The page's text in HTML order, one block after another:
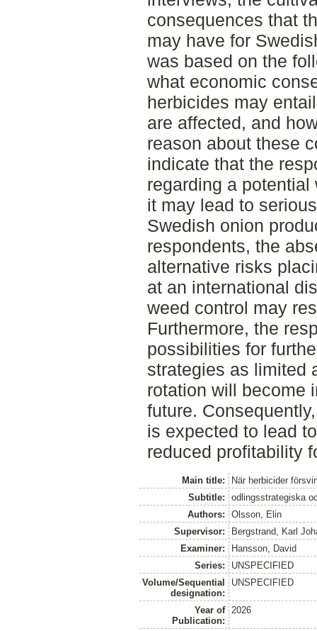
consequences that
may have for
was based on the
what economic
herbicides may
are affected, and
reason about these
indicate that the
regarding a
it may lead to
Swedish onion
respondents, the
alternative risks
at an international
weed control may
Furthermore, the
possibilities for
strategies as limited
rotation will become
future.
is expected to lead
reduced profitability
Main title:
När herbicider
Subtitle:
odlingsstrategiska
Authors:
Olsson, Elin
Supervisor:
Bergstrand, Karl
Examiner:
Hansson, David
Series:
UNSPECIFIED
Volume/Sequential
designation:
UNSPECIFIED
Year of
Publication:
2026